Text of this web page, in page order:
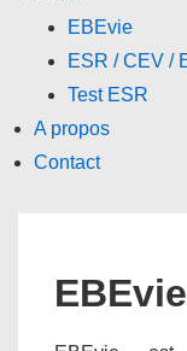
EBEvie
ESR / CEV /
Test ESR
A propos
Contact
EBEvie